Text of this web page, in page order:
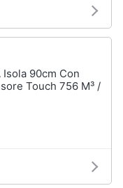
Isola 90cm Con
Touch 756 M³ /